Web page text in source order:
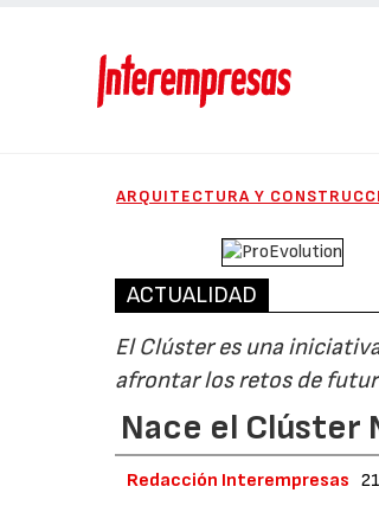
ARQUITECTURA Y
ACTUALIDAD
El Clúster es una
afrontar los retos de
Nace el Clúster
Redacción Interempresas